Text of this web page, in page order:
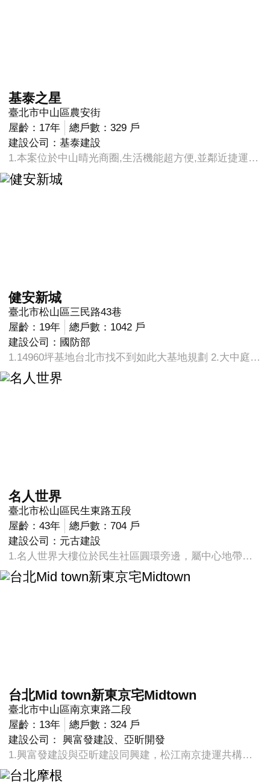
基泰之星
臺北市中山區農安街
屋齡：17年
總戶數：329 戶
建設公司：基泰建設
1.本案位於中山晴光商圈,生活機能超方便,並鄰近捷運民權西路站及中山國小捷運站,位置絕佳。 2.知名建商基泰建設，公設齊全，管理分層管制嚴謹。 3.周邊綠地充足，且鄰近花博公園園區等大型休閒綠地。
健安新城
臺北市松山區三民路43巷
屋齡：19年
總戶數：1042 戶
建設公司：國防部
1.14960坪基地台北市找不到如此大基地規劃 2.大中庭外觀氣派中庭內種滿大樹與草皮還有兒童游戲區小朋友玩樂免過馬路 3.入住皆為高階將軍階級 4.市中心唯一軍宅有高級保全管理在一樓管理室(很多都只有在地下車道),另有磁卡進出管理 5.每戶棟距約在50~100公尺媲美信義計畫區住宅規格通方採光一級棒 6.距離捷運三民站步行約10分鐘可達未來上漲空間大
名人世界
臺北市松山區民生東路五段
屋齡：43年
總戶數：704 戶
建設公司：元古建設
1.名人世界大樓位於民生社區圓環旁邊，屬中心地帶，旁邊有民生活動中心，時常舉辦活動， 附近商家公園林立，生活機能為台北市少數擁有如此的社區，大樓24小時 管理，門禁森嚴，安全有保障。 2.民生社區含括精忠、東昌、介壽、東榮、三民、富泰、富錦、新東、新 益、莊敬等十個里。轄區東至基隆河，西至敦化北路，南至延壽街，北至 濱江街，總面積二九八四六平方公里、二O八O八戶、八二O二五人口數。 3.於民國五十六年申請美援基金貸款，採集體重劃、聯合開發方式形成第一 個全國性美式示範社區。區內共有十一座大小不等公園及乙座中心圓環， 幾乎里里有公園，處處有綠地，最小巷道均超過六米。 4.整體街道規劃採「田」字型為藍本，條條馬路均有喬木人行道及中隔島 樹，呈現綠意盎然景觀，都市鄉村化之理想在民生社區真正落實。全國首 創汙水處理廠於民國五十九年正式啟用，住戶沒有化糞池之惡臭，只有花 草之原野香味，地下電纜工程亦早期於民生社區架設，其他如郵局、銀 行、游泳池、網球場、棒球場、停車場…樣樣齊全。民國八十一年底全亞 洲區最大設備最齊全之『民生社區中心』大樓亦正式落成啟用。 5.民生社區除了硬體設施應有盡有外，住戶之水平人文條件亦相當優越，雖 是歷經三十餘年之老社區卻，仍然是全國居家環境最理想之示範社區之 一。 民生社區居民自發性高，對本協會之期許性也相對提高，各項活動深植民心，成為居民精神之寄託，協會同仁倍感鼓舞與欣慰，爾後當更積極廣納民意，策劃未來之社區環境更新、文化傳襲與文化提昇工作，將民生社區塑造成「台灣小瑞士」，此乃社區人之共同遠景！ 話說民生社區，自然就要追朔到民國53年時，前台北市長高玉樹任內，當時社區原為110多公頃市郊田野，高先生高瞻遠囑，建議中央以美援貸款專案獲准，將本社區以民生社區為名規劃成可供45000人居住，并為現代化高級住宅區，區內公共建設配合地下化，地面上公園綠地約25處...等皆俱備繼任歷屆市長循此規劃逐步完成建設，本社區可謂獨天得厚，成為台北市最現代化，最美麗之社區，實來自有因，現居民已達7萬餘人，安靜舒適其樂融融。
台北Mid town新東京宅Midtown
臺北市中山區南京東路二段
屋齡：13年
總戶數：324 戶
建設公司： 興富發建設、亞昕開發
1.興富發建設與亞昕建設同興建，松江南京捷運共構宅。 2.梯廳規劃3部電梯及1部大型貨梯，整梀規劃地上18樓，地下6樓。 3.南京東路二段與松江路雙金融商圈東西向有新光三越百貨公司南北向有光華商場、四平商圈、行天宮。